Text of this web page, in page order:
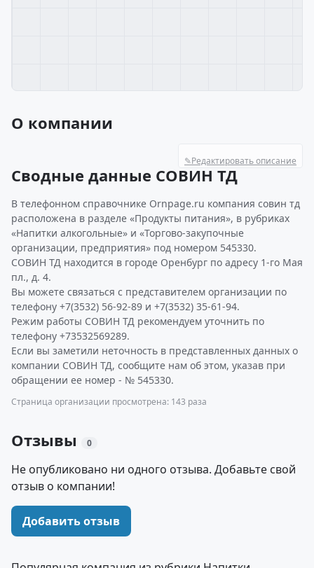
О компании
✎Редактировать описание
Сводные данные СОВИН ТД
В телефонном справочнике Ornpage.ru компания совин тд
расположена в разделе «Продукты питания», в рубриках
«Напитки алкогольные» и «Торгово-закупочные
организации, предприятия» под номером 545330.
СОВИН ТД находится в городе Оренбург по адресу 1-го Мая
пл., д. 4.
Вы можете связаться с представителем организации по
телефону +7(3532) 56-92-89 и +7(3532) 35-61-94.
Режим работы СОВИН ТД рекомендуем уточнить по
телефону +73532569289.
Если вы заметили неточность в представленных данных о
компании СОВИН ТД, сообщите нам об этом, указав при
обращении ее номер - № 545330.
Страница организации просмотрена: 143 раза
Отзывы 0
Не опубликовано ни одного отзыва. Добавьте свой
отзыв о компании!
Добавить отзыв